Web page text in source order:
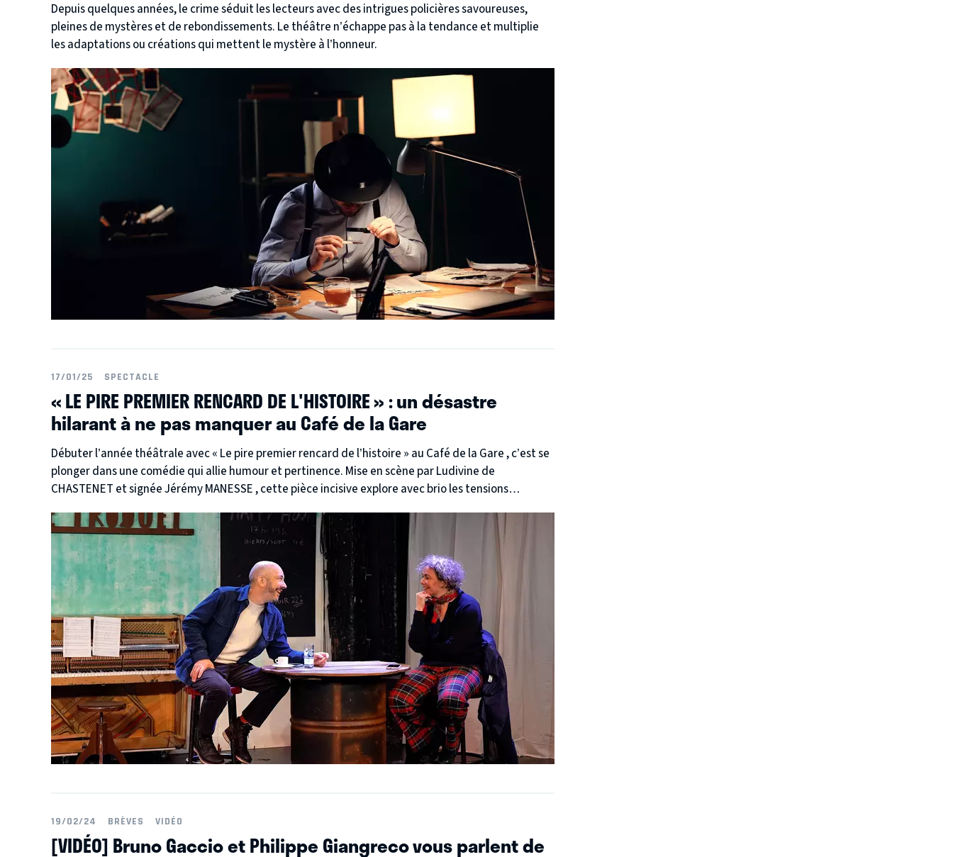
Depuis quelques années, le crime séduit les lecteurs avec des intrigues policières savoureuses,
pleines de mystères et de rebondissements. Le théâtre n’échappe pas à la tendance et multiplie
les adaptations ou créations qui mettent le mystère à l’honneur.
17/01/25 SPECTACLE
« LE PIRE PREMIER RENCARD DE L'HISTOIRE » : un désastre
hilarant à ne pas manquer au Café de la Gare
Débuter l’année théâtrale avec « Le pire premier rencard de l’histoire » au Café de la Gare , c’est se
plonger dans une comédie qui allie humour et pertinence. Mise en scène par Ludivine de
CHASTENET et signée Jérémy MANESSE , cette pièce incisive explore avec brio les tensions
humain, où l’on se reconnaît avec humour et tendresse.
19/02/24 BRÈVES VIDÉO
[VIDÉO] Bruno Gaccio et Philippe Giangreco vous parlent de